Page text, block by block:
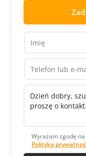
Wyrażam zgodę
Polityka